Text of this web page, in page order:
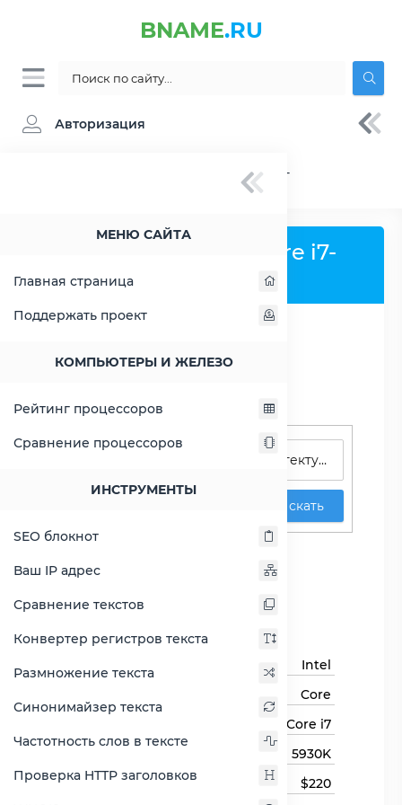
BNAME.RU
Авторизация
МЕНЮ САЙТА
Главная страница
Поддержать проект
КОМПЬЮТЕРЫ И ЖЕЛЕЗО
Рейтинг процессоров
Сравнение процессоров
ИНСТРУМЕНТЫ
SEO блокнот
Ваш IP адрес
Сравнение текстов
Конвертер регистров текста
Размножение текста
Синонимайзер текста
Частотность слов в тексте
Проверка HTTP заголовков
» Процессор Intel Core i7-5930K -
Процессор Intel Core i7-
Искать
Core i7-5930K
Основная информация
Intel
Core
Core i7
5930K
Цена
$220